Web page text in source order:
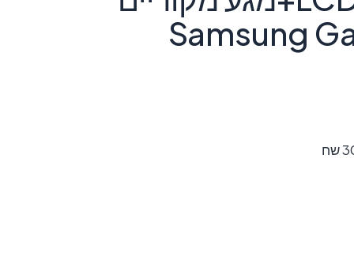
Samsung